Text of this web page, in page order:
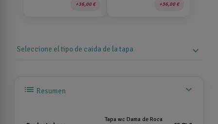
36,00 € 36,00 €
Seleccione el tipo de caida de la tapa expand_more
list Resumen expand_more
Tapa wc Dama de Roca